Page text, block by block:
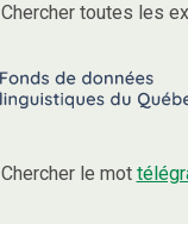
Chercher toutes les
Chercher le mot